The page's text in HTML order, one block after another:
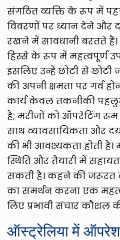
संगठित व्यक्ति के रूप में
विवरणों पर ध्यान देने और
रखने में सावधानी बरतते
हिस्से के रूप में महत्वपूर्ण
इसलिए उन्हें छोटी से छोटी
की अपनी क्षमता पर गर्व
कार्य केवल तकनीकी
है; मरीजों को ऑपरेटिंग
साथ व्यावसायिकता और
की भी आवश्यकता होती
स्थिति और तैयारी में
सकती है। कहने की जरूरत
का समर्थन करना एक
लिए प्रभावी संचार कौशल
ऑस्ट्रेलिया में